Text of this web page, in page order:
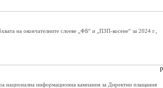
на окончателните слоеве „ФБ“ и „ПЗП-косене“ за 2024 г.,
национална информационна кампания за Директни плащания